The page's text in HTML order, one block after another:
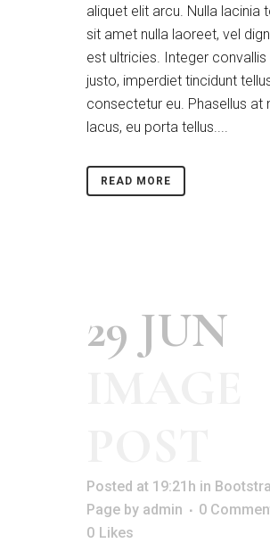
aliquet elit arcu. Nulla lacinia
sit amet nulla laoreet, vel
est ultricies. Integer convallis
justo, imperdiet tincidunt
consectetur eu. Phasellus at
lacus, eu porta tellus....
READ MORE
29 JUN
Posted at 19:21h in
Page by admin
0
0 Likes